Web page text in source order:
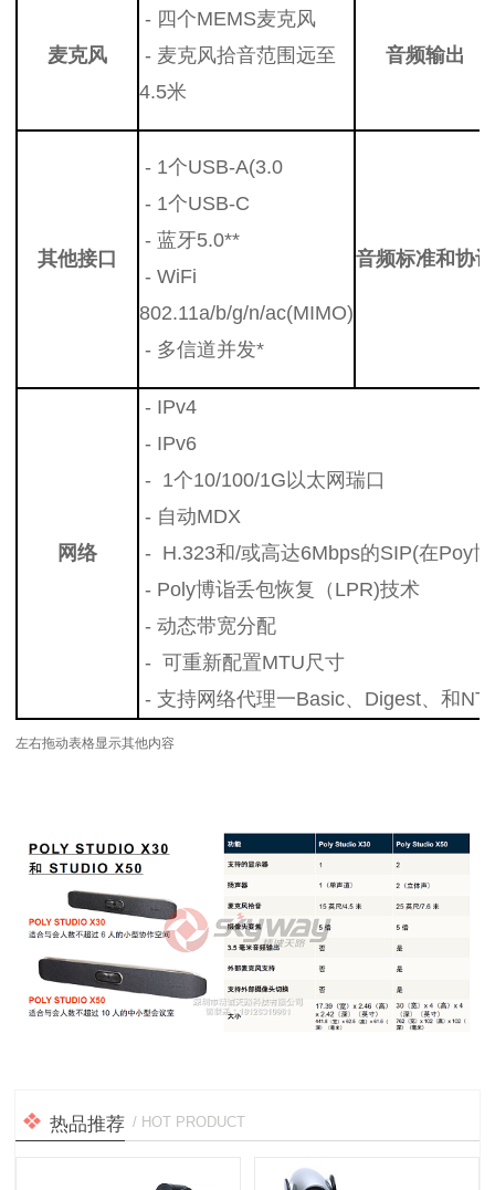
麦克风
- 四个MEMS麦克风
- 麦克风拾音范围远至
4.5米
音频输出
其他接口
- 1个USB-A(3.0
- 1个USB-C
- 蓝牙5.0**
- WiFi
802.11a/b/g/n/ac(MIMO)
- 多信道并发*
音频标准和协议
网络
- IPv4
- IPv6
- 1个10/100/1G以太网瑞口
- 自动MDX
- H.323和/或高达6Mbps的SIP(在Poy
- Poly博诣丢包恢复（LPR)技术
- 动态带宽分配
- 可重新配置MTU尺寸
- 支持网络代理一Basic、Digest、和
左右拖动表格显示其他内容
热品推荐 / HOT PRODUCT